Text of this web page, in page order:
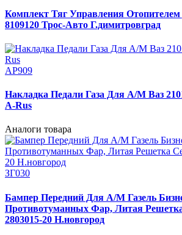
Комплект Тяг Управления
8109120 Трос-Авто Г.димитровград
АР909
Накладка Педали Газа Для А/М Ваз
A-Rus
Аналоги товара
ЗГ030
Бампер Передний Для А/М Газель
Противотуманных Фар, Литая
2803015-20 Н.новгород